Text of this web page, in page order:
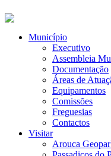
Município
Executivo
Assembleia
Documentação
Áreas de
Equipamentos
Comissões
Freguesias
Contactos
Visitar
Arouca